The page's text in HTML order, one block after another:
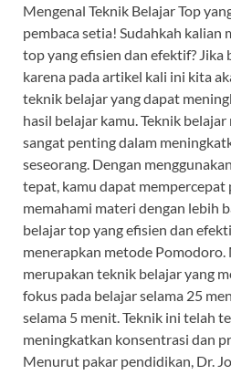
Mengenal Teknik Belajar Top
pembaca setia! Sudahkah kalian
top yang efisien dan efektif? Jika
karena pada artikel kali ini kita
teknik belajar yang dapat
hasil belajar kamu. Teknik
sangat penting dalam
seseorang. Dengan
tepat, kamu dapat mempercepat
memahami materi dengan lebih
belajar top yang efisien dan
menerapkan metode
merupakan teknik belajar yang
fokus pada belajar selama 25
selama 5 menit. Teknik ini telah
meningkatkan konsentrasi dan
Menurut pakar pendidikan, Dr.